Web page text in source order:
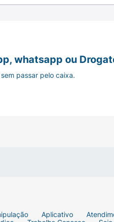
Aplicativo
whatsapp ou
passar pelo caixa.